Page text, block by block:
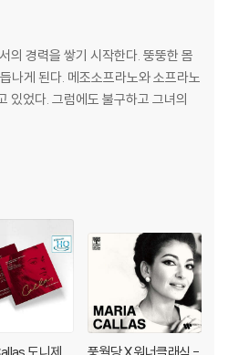
의 경력을 쌓기 시작한다. 뚱뚱한 몸
나게 된다. 메조소프라노와 소프라노
있었다. 그럼에도 불구하고 그녀의